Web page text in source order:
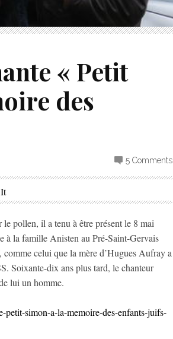
« Petit
des
5 Comments
pollen, il a tenu à être présent le 8 mai
à la famille Anisten au Pré-Saint-Gervais
celui que la mère d’Hugues Aufray a
Soixante-dix ans plus tard, le chanteur
lui un homme.
simon-a-la-memoire-des-enfants-juifs-